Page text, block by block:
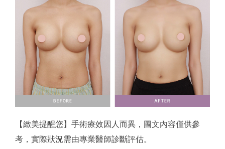
【緻美提醒您】手術療效因人而異，圖文內容僅供參
考，實際狀況需由專業醫師診斷評估。